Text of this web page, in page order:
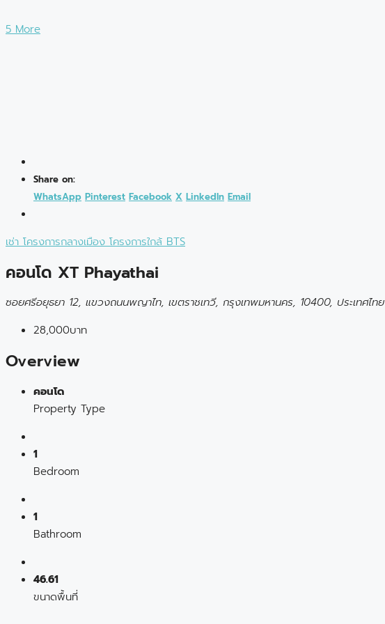
5 More
Share on:
WhatsApp Pinterest Facebook X LinkedIn Email
เช่า โครงการกลางเมือง โครงการใกล้ BTS
คอนโด XT Phayathai
ซอยศรีอยุธยา 12, แขวงถนนพญาไท, เขตราชเทวี, กรุงเทพมหานคร, 10400, ประเทศไทย
28,000บาท
Overview
คอนโด
Property Type
1
Bedroom
1
Bathroom
46.61
ขนาดพื้นที่